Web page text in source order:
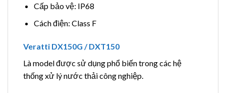
Cấp bảo vệ: IP68
Cách điện: Class F
Veratti DX150G / DXT150
Là model được sử dụng phổ biến trong các hệ
thống xử lý nước thải công nghiệp.